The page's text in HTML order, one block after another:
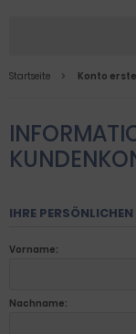
Startseite Konto
IHRE
Vorname:
Nachname: